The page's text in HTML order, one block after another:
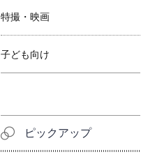
特撮・映画
子ども向け
ピックアップ